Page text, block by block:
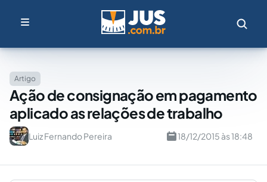
Artigo
Ação de consignação em pagamento
aplicado as relações de trabalho
Luiz Fernando Pereira 18/12/2015 às 18:48